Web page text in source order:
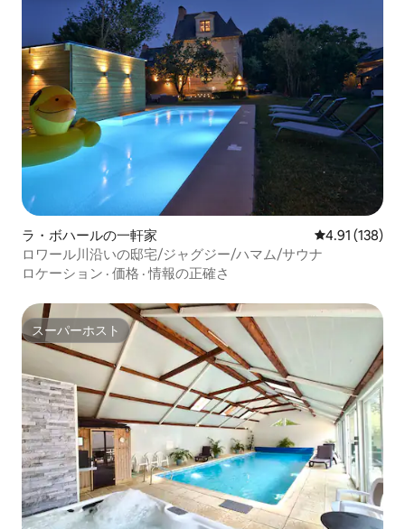
ラ・ボハールの一軒家 レビュー138
4.91 (138)
ロワール川沿いの邸宅/ジャグジー/ハマム/サウナ
ロケーション · 価格 ·情報の正確さ
スーパーホスト
スーパーホスト